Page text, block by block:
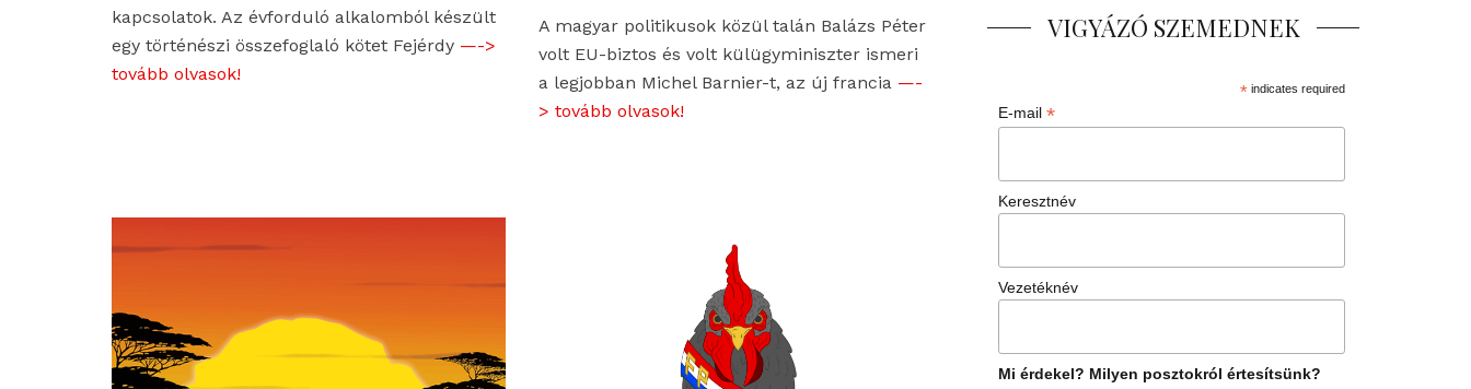
kapcsolatok. Az évforduló alkalomból készült
egy történészi összefoglaló kötet Fejérdy —->
tovább olvasok!
A magyar politikusok közül talán Balázs Péter
volt EU-biztos és volt külügyminiszter ismeri
a legjobban Michel Barnier-t, az új francia —-
> tovább olvasok!
VIGYÁZÓ SZEMEDNEK
*indicates required
E-mail*
Keresztnév
Vezetéknév
Mi érdekel? Milyen posztokról értesítsünk?